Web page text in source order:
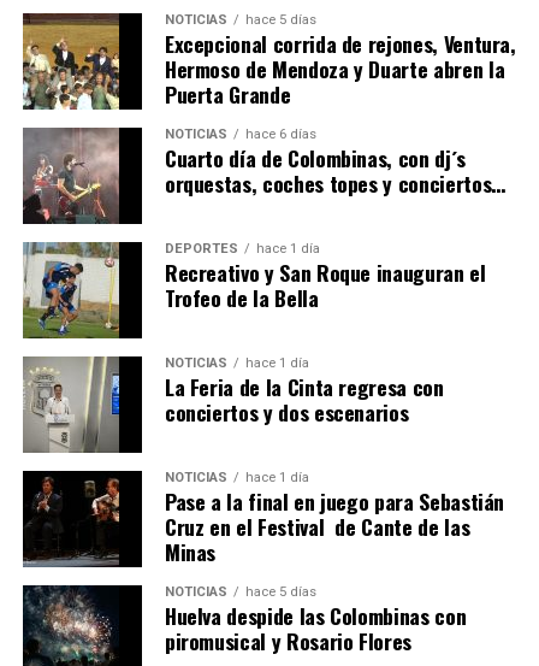
4º DÍA DE LAS FIESTAS COLOMBINAS 2026
hace 7 días Huelvatv
SEXTA CORRIDA DE LAS FIESTAS COLOMBINAS
2026
hace 4 días· Huelvatv
NOTICIAS hace 5 días
Excepcional corrida de rejones, Ventura,
Hermoso de Mendoza y Duarte abren la
Puerta Grande
NOTICIAS hace 6 días
Cuarto día de Colombinas, con dj´s
orquestas, coches topes y conciertos…
DEPORTES hace 1 día
Recreativo y San Roque inauguran el
Trofeo de la Bella
NOTICIAS hace 1 día
La Feria de la Cinta regresa con
conciertos y dos escenarios
NOTICIAS hace 1 día
Pase a la final en juego para Sebastián
Cruz en el Festival de Cante de las
Minas
NOTICIAS hace 5 días
Huelva despide las Colombinas con
piromusical y Rosario Flores